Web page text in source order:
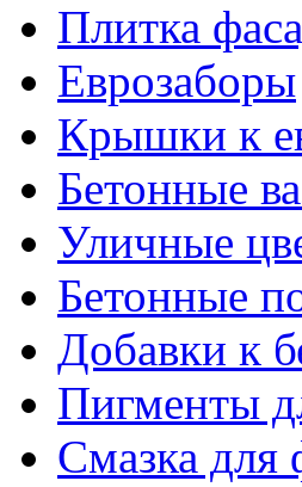
Плитка
Еврозаборы
Крышки к
Бетонные
Уличные
Бетонные
Добавки к
Пигменты
Смазка для